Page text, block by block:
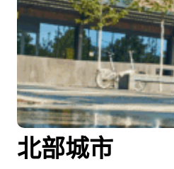
北部城市